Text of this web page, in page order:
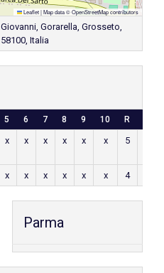
Leaflet|Map data ©OpenStreetMapcontributors
Gorarella, Grosseto,
Italia
5 6 7 8 9 10 R
x x x x x x 5
x x x x x x 4
Parma